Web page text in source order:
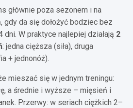
głównie poza sezonem i na
gdy da się dołożyć bodziec bez
W praktyce najlepiej działają 2
: jedna cięższa (siła), druga
+ jednonóż).
mieszać się w jednym treningu:
a średnie i wyższe – mięsień i
Przerwy: w seriach ciężkich 2–